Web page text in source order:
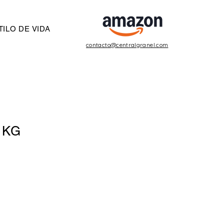
DE VIDA
contacto@centralgranel.com